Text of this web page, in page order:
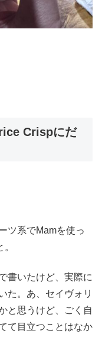
Crispにだ
ツ系でMamを使っ
書いたけど、実際に
た。あ、セイヴォリ
と思うけど、ごく自
て目立つことはなか